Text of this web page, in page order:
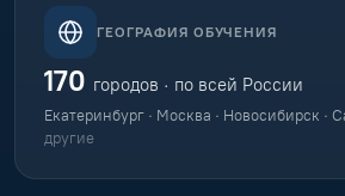
ГЕОГРАФИЯ ОБУЧЕНИЯ
170 городов · по всей России
Екатеринбург · Москва · Новосибирск ·
другие